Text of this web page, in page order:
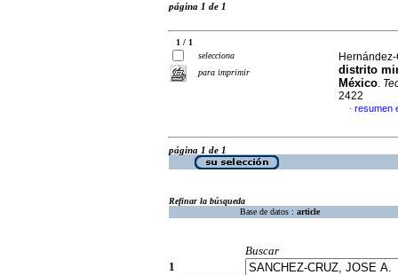
página 1 de 1
1 / 1
selecciona
para imprimir
distrito
México.
2422
· resumen
página 1 de 1
Refinar la búsqueda
Base de datos : article
Buscar
1